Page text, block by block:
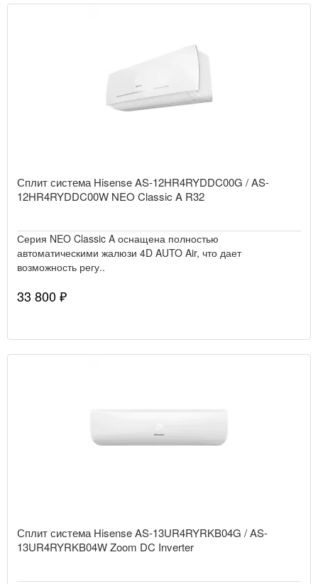
Сплит система Hisense AS-12HR4RYDDC00G / AS-
12HR4RYDDC00W NEO Classic A R32
Серия NEO Classic A оснащена полностью
автоматическими жалюзи 4D AUTO Air, что дает
возможность регу..
33 800 ₽
Сплит система Hisense AS-13UR4RYRKB04G / AS-
13UR4RYRKB04W Zoom DC Inverter